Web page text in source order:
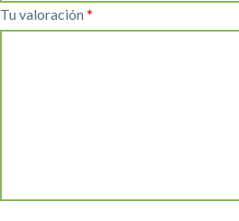
Tu valoración*